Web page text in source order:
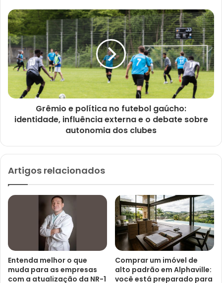
Grêmio e política no futebol gaúcho:
identidade, influência externa e o debate sobre
autonomia dos clubes
Artigos relacionados
Entenda melhor o que
muda para as empresas
com a atualização da NR-1
Comprar um imóvel de
alto padrão em Alphaville:
você está preparado para